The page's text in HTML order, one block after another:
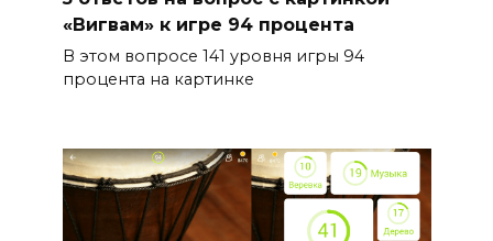
«Вигвам» к игре 94 процента
В этом вопросе 141 уровня игры 94
процента на картинке